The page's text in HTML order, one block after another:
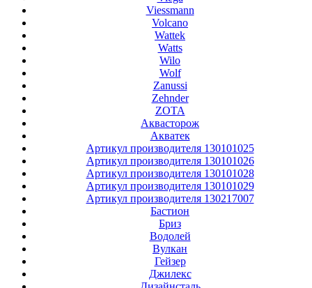
Viessmann
Volcano
Wattek
Watts
Wilo
Wolf
Zanussi
Zehnder
ZOTA
Аквасторож
Акватек
Артикул производителя 130101025
Артикул производителя 130101026
Артикул производителя 130101028
Артикул производителя 130101029
Артикул производителя 130217007
Бастион
Бриз
Водолей
Вулкан
Гейзер
Джилекс